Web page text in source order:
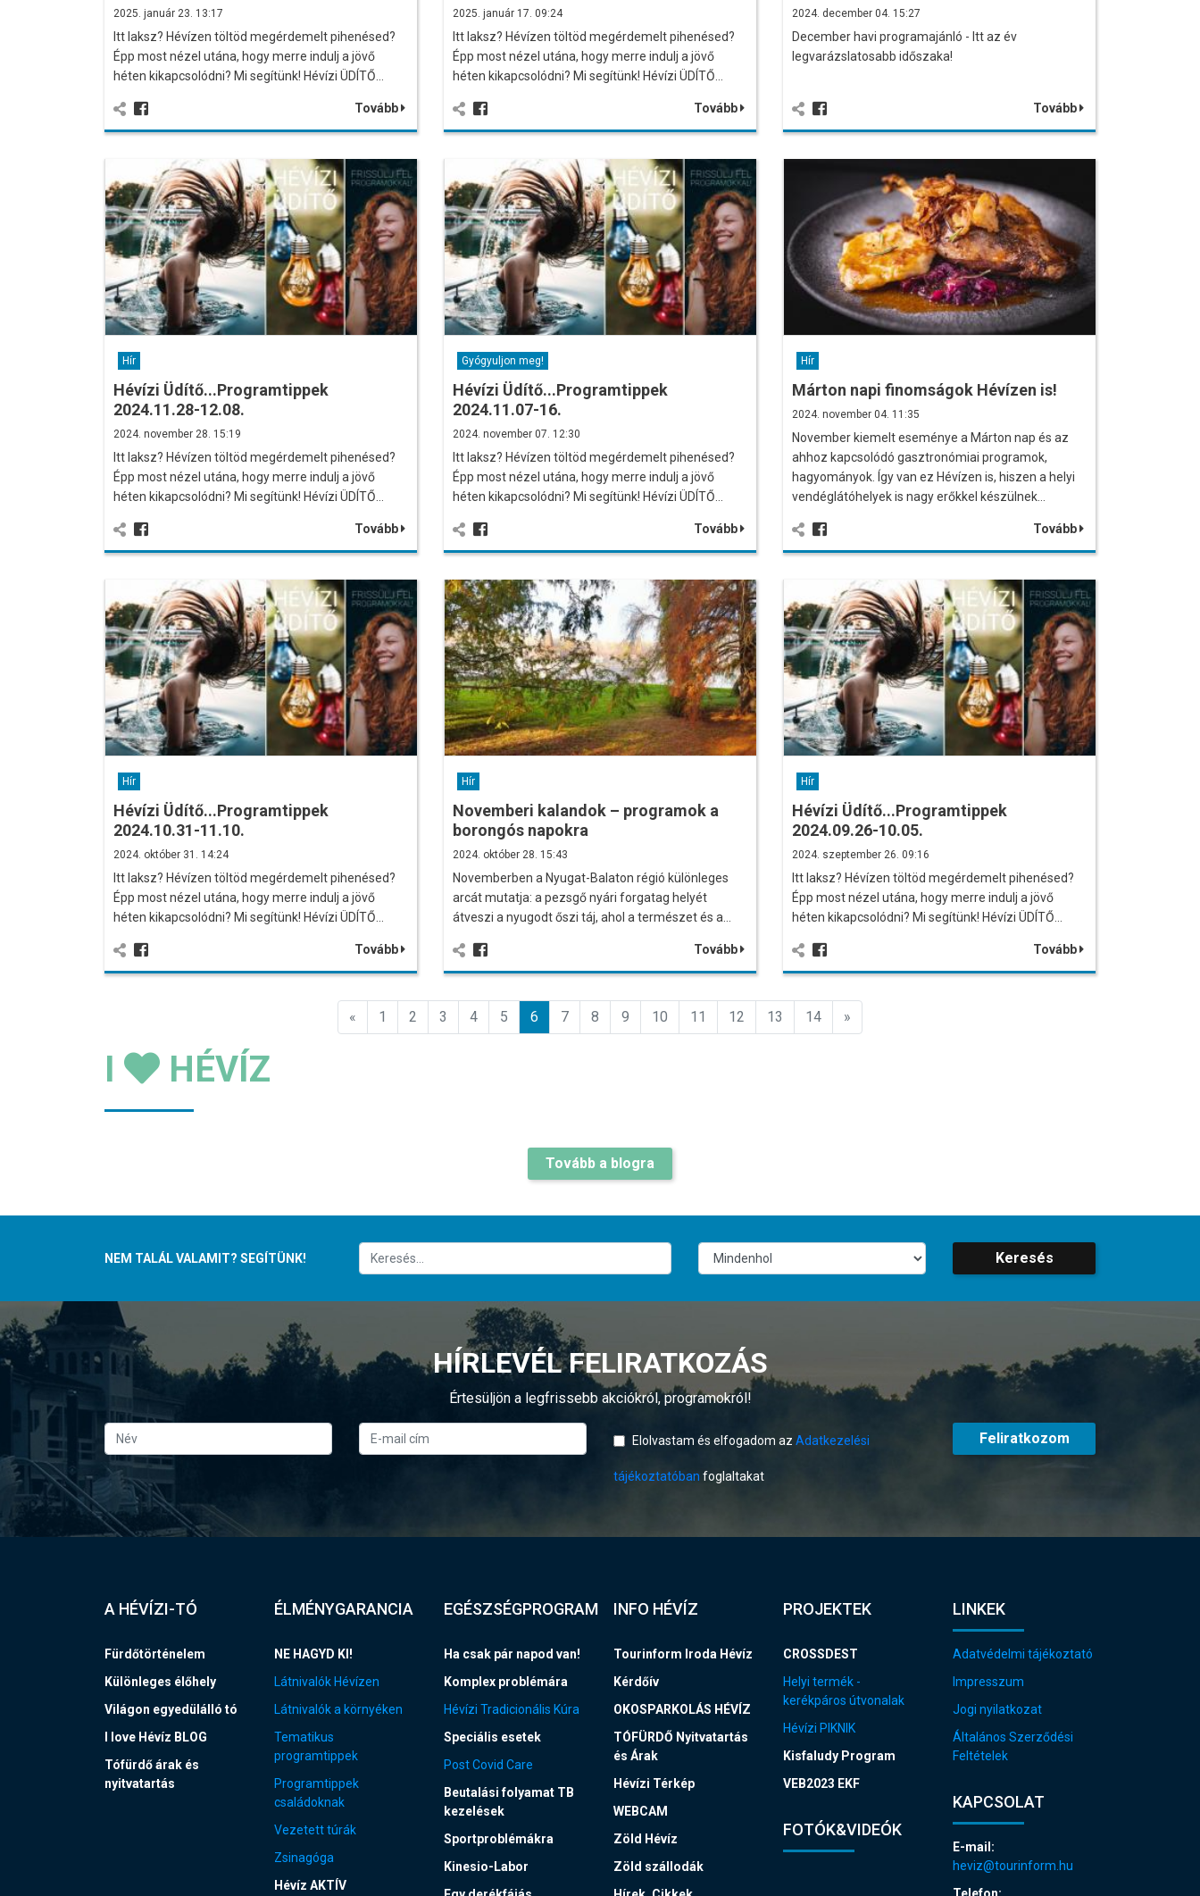
2025. január 23. 13:17
Itt laksz? Hévízen töltöd megérdemelt pihenésed?
Épp most nézel utána, hogy merre indulj a jövő
héten kikapcsolódni? Mi segítünk! Hévízi ÜDÍTŐ…
Tovább
2025. január 17. 09:24
Itt laksz? Hévízen töltöd megérdemelt pihenésed?
Épp most nézel utána, hogy merre indulj a jövő
héten kikapcsolódni? Mi segítünk! Hévízi ÜDÍTŐ…
Tovább
2024. december 04. 15:27
December havi programajánló - Itt az év
legvarázslatosabb időszaka!
Tovább
Hír
Hévízi Üdítő...Programtippek
2024.11.28-12.08.
2024. november 28. 15:19
Itt laksz? Hévízen töltöd megérdemelt pihenésed?
Épp most nézel utána, hogy merre indulj a jövő
héten kikapcsolódni? Mi segítünk! Hévízi ÜDÍTŐ…
Tovább
Gyógyuljon meg!
Hévízi Üdítő...Programtippek
2024.11.07-16.
2024. november 07. 12:30
Itt laksz? Hévízen töltöd megérdemelt pihenésed?
Épp most nézel utána, hogy merre indulj a jövő
héten kikapcsolódni? Mi segítünk! Hévízi ÜDÍTŐ…
Tovább
Hír
Márton napi finomságok Hévízen is!
2024. november 04. 11:35
November kiemelt eseménye a Márton nap és az
ahhoz kapcsolódó gasztronómiai programok,
hagyományok. Így van ez Hévízen is, hiszen a helyi
vendéglátóhelyek is nagy erőkkel készülnek…
Tovább
Hír
Hévízi Üdítő...Programtippek
2024.10.31-11.10.
2024. október 31. 14:24
Itt laksz? Hévízen töltöd megérdemelt pihenésed?
Épp most nézel utána, hogy merre indulj a jövő
héten kikapcsolódni? Mi segítünk! Hévízi ÜDÍTŐ…
Tovább
Hír
Novemberi kalandok – programok a
borongós napokra
2024. október 28. 15:43
Novemberben a Nyugat-Balaton régió különleges
arcát mutatja: a pezsgő nyári forgatag helyét
átveszi a nyugodt őszi táj, ahol a természet és a…
Tovább
Hír
Hévízi Üdítő...Programtippek
2024.09.26-10.05.
2024. szeptember 26. 09:16
Itt laksz? Hévízen töltöd megérdemelt pihenésed?
Épp most nézel utána, hogy merre indulj a jövő
héten kikapcsolódni? Mi segítünk! Hévízi ÜDÍTŐ…
Tovább
« Előző
1 2 3 4 5 6 7 8 9 10 11 12 13 14 »
I HÉVÍZ
Tovább a blogra
NEM TALÁL VALAMIT? SEGÍTÜNK! Keresés
HÍRLEVÉL FELIRATKOZÁS
Értesüljön a legfrissebb akciókról, programokról!
Elolvastam és elfogadom az Adatkezelési
tájékoztatóban foglaltakat
Feliratkozom
A HÉVÍZI-TÓ
Fürdőtörténelem
Különleges élőhely
Világon egyedülálló tó
I love Hévíz BLOG
Tófürdő árak és
nyitvatartás
ÉLMÉNYGARANCIA
NE HAGYD KI!
Látnivalók Hévízen
Látnivalók a környéken
Tematikus
programtippek
Programtippek
családoknak
Vezetett túrák
Zsinagóga
Hévíz AKTÍV
EGÉSZSÉGPROGRAM
Ha csak pár napod van!
Komplex problémára
Hévízi Tradicionális Kúra
Speciális esetek
Post Covid Care
Beutalási folyamat TB
kezelések
Sportproblémákra
Kinesio-Labor
INFO HÉVÍZ
Tourinform Iroda Hévíz
Kérdőív
OKOSPARKOLÁS HÉVÍZ
TÓFÜRDŐ Nyitvatartás
és Árak
Hévízi Térkép
WEBCAM
Zöld Hévíz
Zöld szállodák
PROJEKTEK
CROSSDEST
Helyi termék -
kerékpáros útvonalak
Hévízi PIKNIK
Kisfaludy Program
VEB2023 EKF
FOTÓK&VIDEÓK
LINKEK
Adatvédelmi tájékoztató
Impresszum
Jogi nyilatkozat
Általános Szerződési
Feltételek
KAPCSOLAT
E-mail:
heviz@tourinform.hu
Telefon: